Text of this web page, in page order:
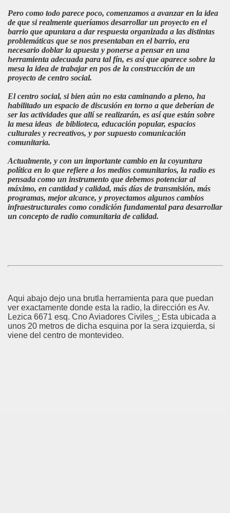
Pero como todo parece poco, comenzamos a avanzar en la idea
de que si realmente queríamos desarrollar un proyecto en el
barrio que apuntara a dar respuesta organizada a las distintas
problemáticas que se nos presentaban en el barrio, era
necesario doblar la apuesta y ponerse a pensar en una
herramienta adecuada para tal fín, es así que aparece sobre la
mesa la idea de trabajar en pos de la construcción de un
proyecto de centro social.
El centro social, si bien aún no esta caminando a pleno, ha
habilitado un espacio de discusión en torno a que deberían de
ser las actividades que allí se realizarán, es así que están sobre
la mesa ideas de biblioteca, educación popular, espacios
culturales y recreativos, y por supuesto comunicación
comunitaria.
Actualmente, y con un importante cambio en la coyuntura
política en lo que refiere a los medios comunitarios, la radio es
pensada como un instrumento que debemos potenciar al
máximo, en cantidad y calidad, más días de transmisión, más
programas, mejor alcance, y proyectamos algunos cambios
infraestructurales como condición fundamental para desarrollar
un concepto de radio comunitaria de calidad.
Aqui abajo dejo una brutla herramienta para que puedan
ver exactamente donde esta la radio, la dirección es Av.
Lezica 6671 esq. Cno Aviadores Civiles_; Esta ubicada a
unos 20 metros de dicha esquina por la sera izquierda, si
viene del centro de montevideo.